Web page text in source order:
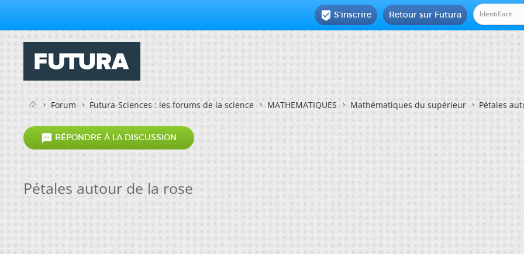
Retour sur Futura
 S'inscrire
Forum Futura-Sciences : les forums de la science MATHEMATIQUES Mathématiques du supérieur Pétales
 RÉPONDRE À LA DISCUSSION
Pétales autour de la rose